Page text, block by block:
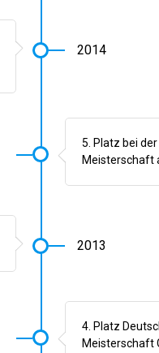
2014
5. Platz bei
Meisterschaft
2013
4. Platz
Meisterschaft